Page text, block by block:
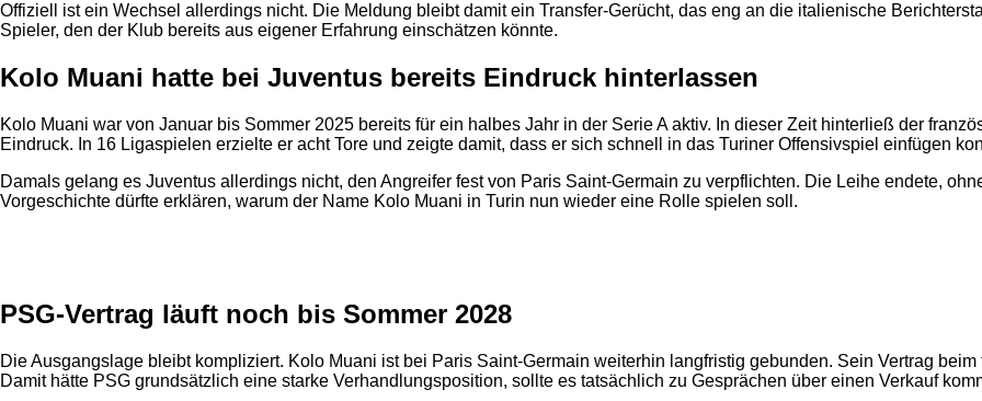
Offiziell ist ein Wechsel allerdings nicht. Die Meldung bleibt damit ein Transfer-Gerücht, das eng an die italienische
Spieler, den der Klub bereits aus eigener Erfahrung einschätzen könnte.
Kolo Muani hatte bei Juventus bereits Eindruck hinterlassen
Kolo Muani war von Januar bis Sommer 2025 bereits für ein halbes Jahr in der Serie A aktiv. In dieser Zeit hinterließ der
Eindruck. In 16 Ligaspielen erzielte er acht Tore und zeigte damit, dass er sich schnell in das Turiner Offensivspiel einfügen
Damals gelang es Juventus allerdings nicht, den Angreifer fest von Paris Saint-Germain zu verpflichten. Die Leihe endete,
Vorgeschichte dürfte erklären, warum der Name Kolo Muani in Turin nun wieder eine Rolle spielen soll.
PSG-Vertrag läuft noch bis Sommer 2028
Die Ausgangslage bleibt kompliziert. Kolo Muani ist bei Paris Saint-Germain weiterhin langfristig gebunden. Sein Vertrag
Damit hätte PSG grundsätzlich eine starke Verhandlungsposition, sollte es tatsächlich zu Gesprächen über einen Verkauf